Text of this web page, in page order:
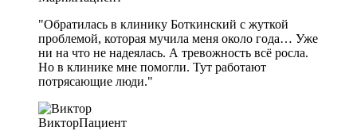
"Обратилась в клинику Боткинский с жуткой
проблемой, которая мучила меня около года… Уже
ни на что не надеялась. А тревожность всё росла.
Но в клинике мне помогли. Тут работают
потрясающие люди."
ВикторПациент